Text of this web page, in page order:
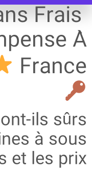
Frais
À
France
ils sûrs
à sous
et les prix ?